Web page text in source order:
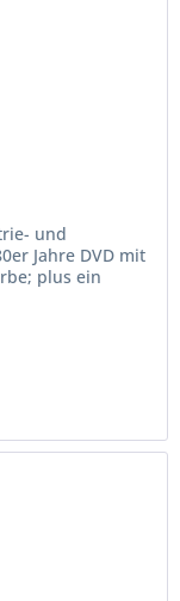
und
Jahre DVD mit
plus ein